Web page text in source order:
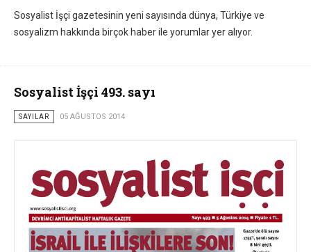
Sosyalist İşçi gazetesinin yeni sayısında dünya, Türkiye ve
sosyalizm hakkında birçok haber ile yorumlar yer alıyor.
Sosyalist İşçi 493. sayı
SAYILAR 05 AĞUSTOS 2014